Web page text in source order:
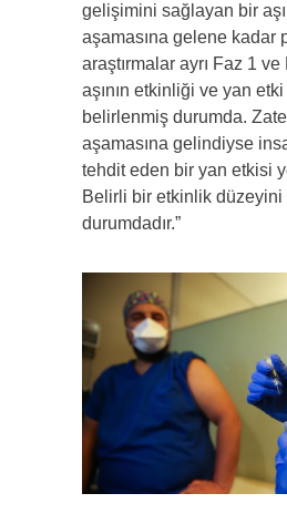
gelişimini sağlayan bir
aşamasına gelene kadar
araştırmalar ayrı Faz 1 ve
aşının etkinliği ve yan
belirlenmiş durumda.
aşamasına gelindiyse
tehdit eden bir yan etkisi
Belirli bir etkinlik düzeyini
durumdadır.”